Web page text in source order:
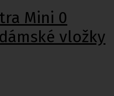
Mini 0
vložky